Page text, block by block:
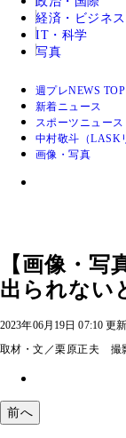
経済・ビジネス
IT・科学
写真
週プレNEWS TOP
新着ニュース
スポーツニュース
中村敬斗（LASK
画像・写真
【画像・
出られない
2023年06月19日 07:10 更新
取材・文／栗原正夫 撮
前へ